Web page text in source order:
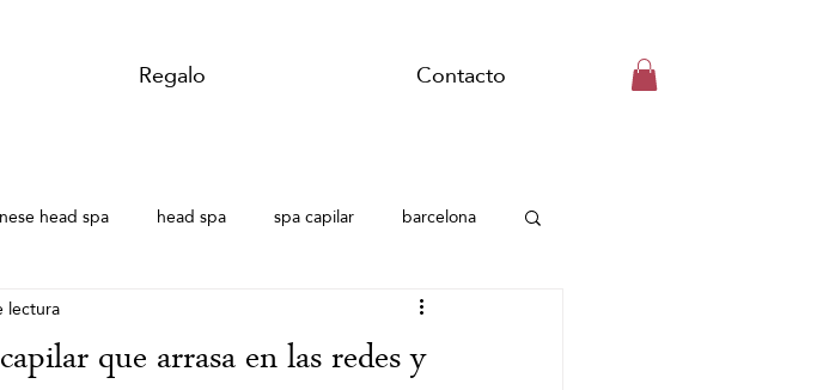
Regalo Contacto
head spa head spa spa capilar barcelona
que arrasa en las redes y
lectura